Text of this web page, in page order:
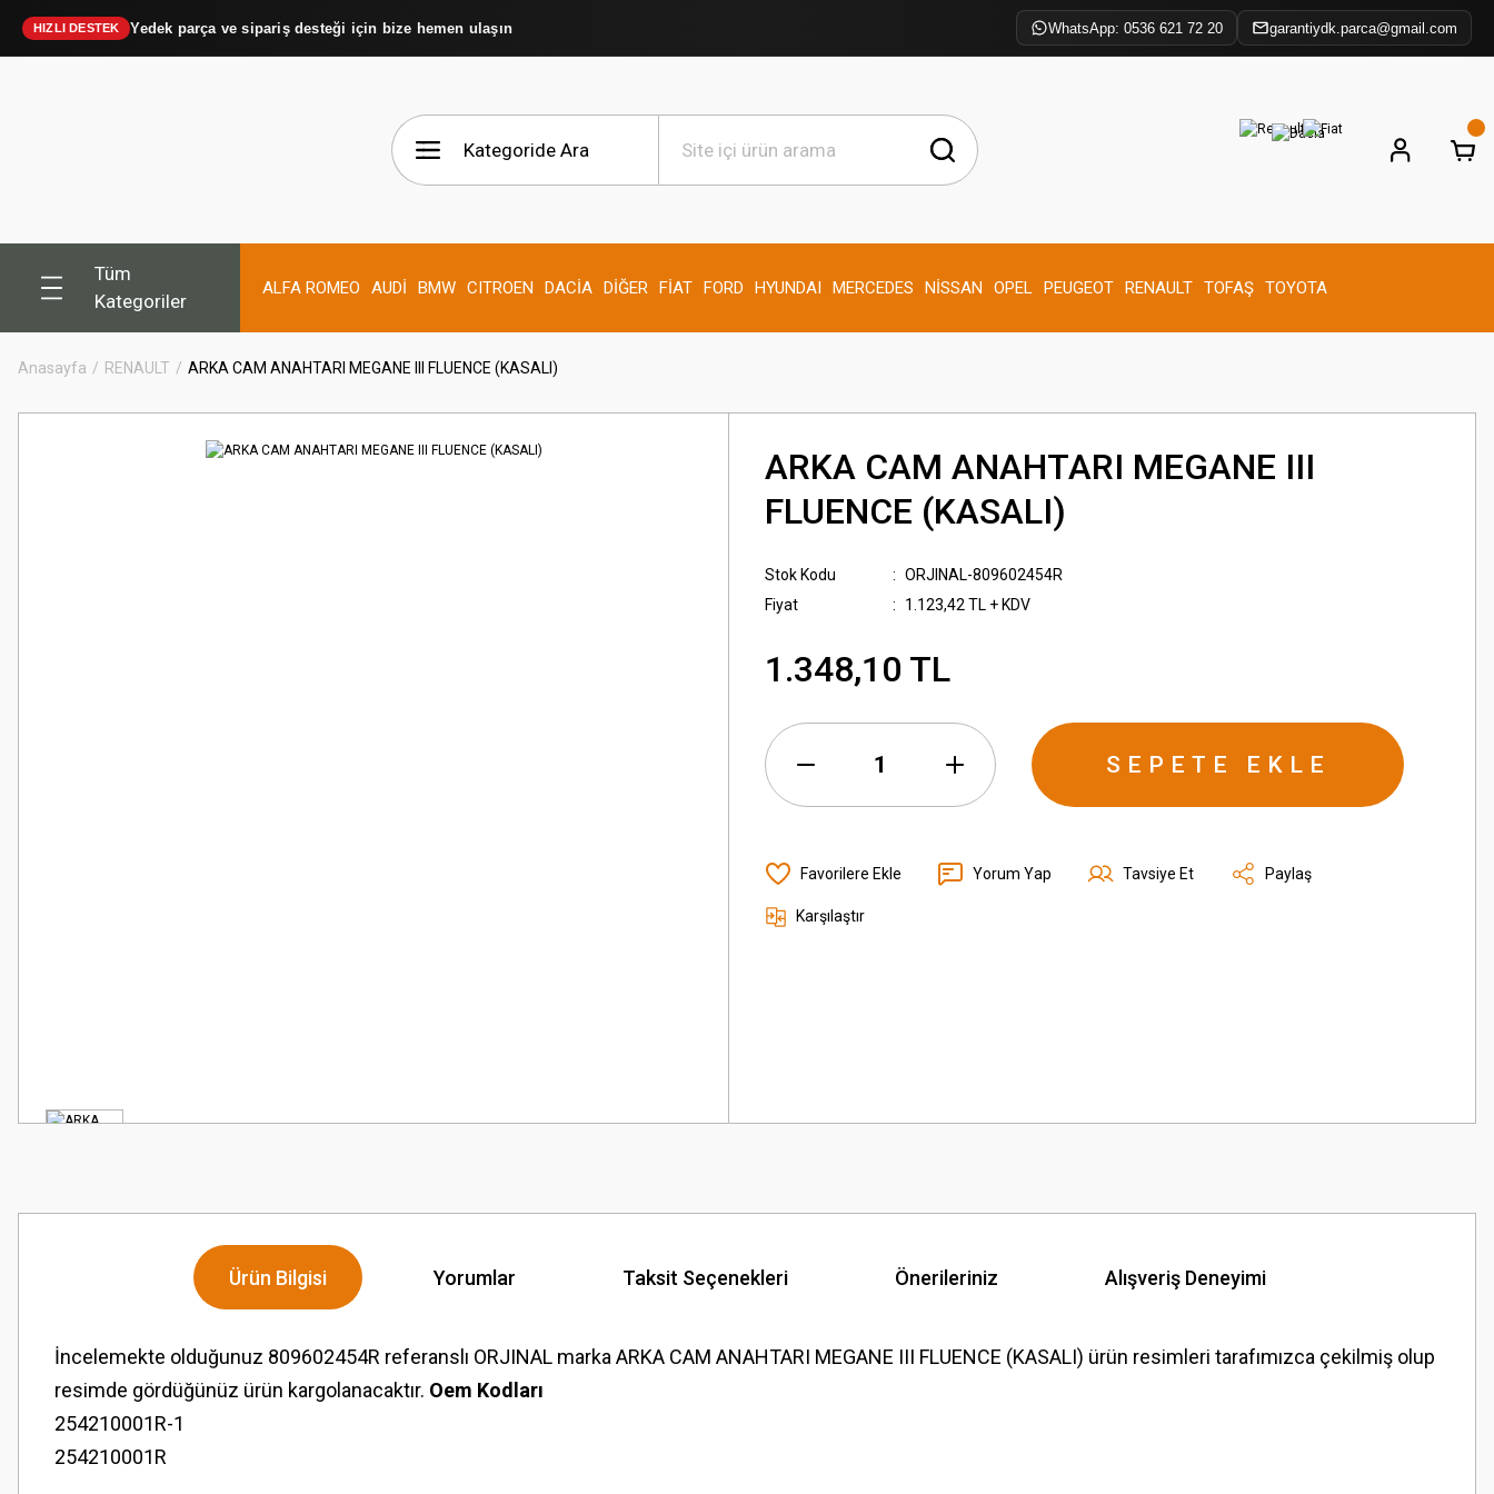
HIZLI DESTEK Yedek parça ve sipariş desteği için bize hemen ulaşın WhatsApp: 0536 621 72 20 garantiydk.parca@gmail.com
Tüm
Kategoriler
ALFA ROMEO AUDİ BMW CITROEN DACİA DİĞER FİAT FORD HYUNDAI MERCEDES NİSSAN OPEL PEUGEOT RENAULT TOFAŞ TOYOTA
Anasayfa RENAULT ARKA CAM ANAHTARI MEGANE III FLUENCE (KASALI)
ARKA CAM ANAHTARI MEGANE III
FLUENCE (KASALI)
Stok Kodu
ORJINAL-809602454R
Fiyat
1.123,42 TL + KDV
1.348,10 TL
SEPETE EKLE
Yorum Yap Tavsiye Et Paylaş
Karşılaştır
Ürün Bilgisi Yorumlar Taksit Seçenekleri Önerileriniz Alışveriş Deneyimi
İncelemekte olduğunuz 809602454R referanslı ORJINAL marka ARKA CAM ANAHTARI MEGANE III FLUENCE (KASALI) ürün resimleri tarafımızca çekilmiş olup
resimde gördüğünüz ürün kargolanacaktır. Oem Kodları
254210001R-1
254210001R